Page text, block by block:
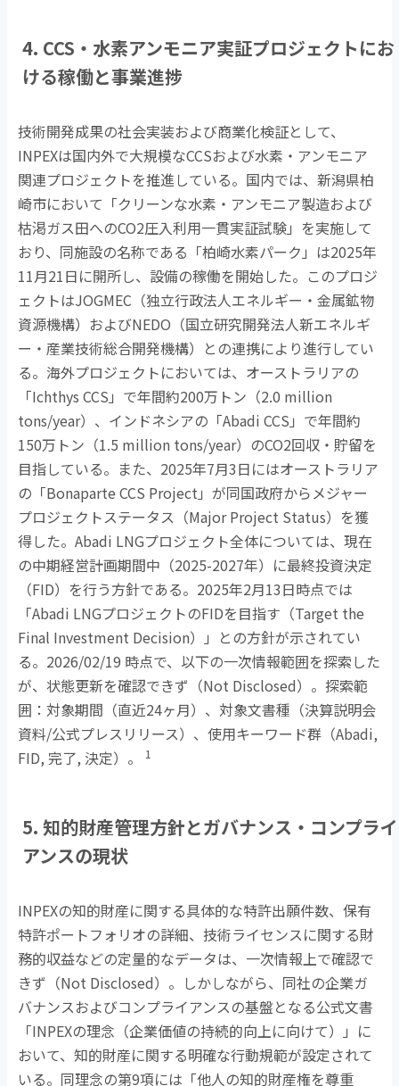
4. CCS・水素アンモニア実証プロジェクトにお
ける稼働と事業進捗
技術開発成果の社会実装および商業化検証として、
INPEXは国内外で大規模なCCSおよび水素・アンモニア
関連プロジェクトを推進している。国内では、新潟県柏
崎市において「クリーンな水素・アンモニア製造および
枯渇ガス田へのCO2圧入利用一貫実証試験」を実施して
おり、同施設の名称である「柏崎水素パーク」は2025年
11月21日に開所し、設備の稼働を開始した。このプロジ
ェクトはJOGMEC （独立行政法人エネルギー・金属鉱物
資源機構）およびNEDO （国立研究開発法人新エネルギ
ー・産業技術総合開発機構）との連携により進行してい
る。海外プロジェクトにおいては、オーストラリアの
「Ichthys CCS 」で年間約200万トン（2.0 million
tons/year）、インドネシアの「Abadi CCS 」で年間約
150万トン（1.5 million tons/year）のCO2回収・貯留を
目指している。また、 2025年7月3日にはオーストラリア
の「Bonaparte CCS Project 」が同国政府からメジャー
プロジェクトステータス（Major Project Status）を獲
得した。Abadi LNGプロジェクト全体については、現在
の中期経営計画期間中（2025-2027年）に最終投資決定
（FID）を行う方針である。 2025年2月13日時点では
「Abadi LNGプロジェクトのFIDを目指す（Target the
Final Investment Decision）」との方針が示されてい
る。 2026/02/19 時点で、以下の一次情報範囲を探索した
が、状態更新を確認できず（Not Disclosed）。探索範
囲：対象期間（直近24ヶ月）、対象文書種（決算説明会
資料/公式プレスリリース）、使用キーワード群（Abadi,
FID, 完了,決定）。 1
5. 知的財産管理方針とガバナンス・コンプライ
アンスの現状
INPEXの知的財産に関する具体的な特許出願件数、保有
特許ポートフォリオの詳細、技術ライセンスに関する財
務的収益などの定量的なデータは、一次情報上で確認で
きず（Not Disclosed）。しかしながら、同社の企業ガ
バナンスおよびコンプライアンスの基盤となる公式文書
「INPEXの理念（企業価値の持続的向上に向けて）」に
おいて、知的財産に関する明確な行動規範が設定されて
いる。同理念の第9項には「他人の知的財産権を尊重